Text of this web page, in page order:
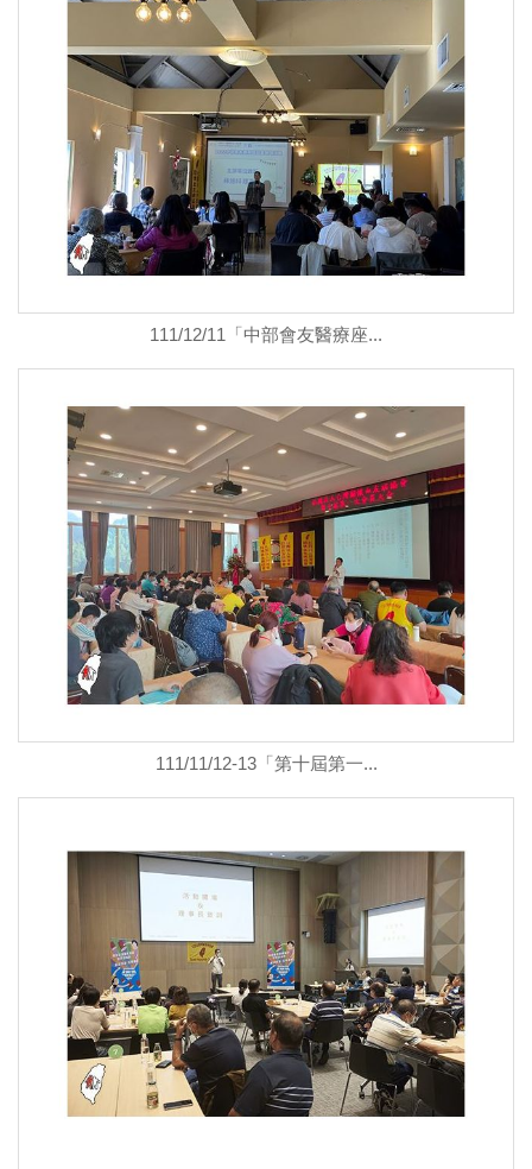
111/12/11「中部會友醫療座...
111/11/12-13「第十屆第一...